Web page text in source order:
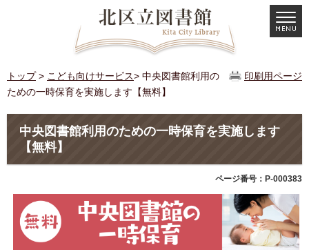
印刷用ページ
トップ> こども向けサービス> 中央図書館利用の
ための一時保育を実施します【無料】
中央図書館利用のための一時保育を実施します
【無料】
ページ番号：P-000383